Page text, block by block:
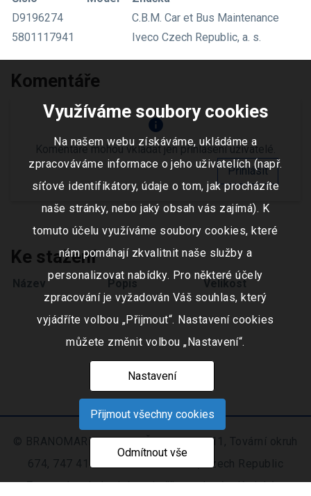
D9196274
C.B.M. Car et Bus Maintenance
5801117941
Iveco Czech Republic, a. s.
Komentáře
info
Komentáře mohou vkládat jen přihlášení uživatelé.
Přihlásit
Ke stažení
Název Popis Velikost
© BRANOMARKET s.r.o., IČO: 253 51 311, Tovární okruh
674, 747 41 Hradec nad Moravicí, Czech Republic
Zapsaná v obchodním rejstříku vedeném Krajským
Využíváme soubory cookies
Na našem webu získáváme, ukládáme a
zpracováváme informace o jeho uživatelích (např.
síťové identifikátory, údaje o tom, jak procházíte
naše stránky, nebo jaký obsah vás zajímá). K
tomuto účelu využíváme soubory cookies, které
nám pomáhají zkvalitnit naše služby a
personalizovat nabídky. Pro některé účely
zpracování je vyžadován Váš souhlas, který
vyjádříte volbou „Přijmout“. Nastavení cookies
můžete změnit volbou „Nastavení“.
Nastavení
Přijmout všechny cookies
Odmítnout vše